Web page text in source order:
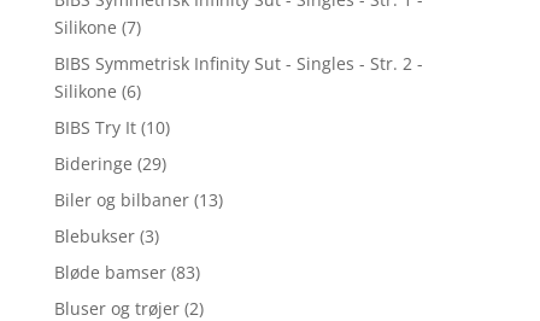
Silikone (7)
BIBS Symmetrisk Infinity Sut - Singles - Str. 2 -
Silikone (6)
BIBS Try It (10)
Bideringe (29)
Biler og bilbaner (13)
Blebukser (3)
Bløde bamser (83)
Bluser og trøjer (2)